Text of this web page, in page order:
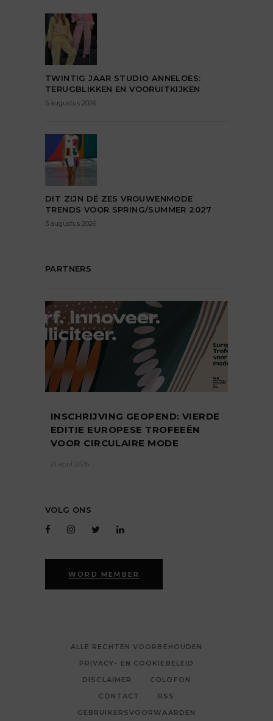
TWINTIG JAAR STUDIO ANNELOES:
TERUGBLIKKEN EN VOORUITKIJKEN
5 augustus 2026
DIT ZIJN DÉ ZES VROUWENMODE
TRENDS VOOR SPRING/SUMMER 2027
3 augustus 2026
PARTNERS
INSCHRIJVING GEOPEND: VIERDE
EDITIE EUROPESE TROFEEËN
VOOR CIRCULAIRE MODE
21 april 2026
VOLG ONS
WORD MEMBER
ALLE RECHTEN VOORBEHOUDEN
PRIVACY- EN COOKIEBELEID
DISCLAIMER
COLOFON
CONTACT
RSS
GEBRUIKERSVOORWAARDEN